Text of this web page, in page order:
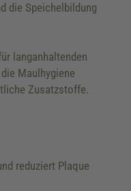
die Speichelbildung
langanhaltenden
Maulhygiene
Zusatzstoffe.
reduziert Plaque